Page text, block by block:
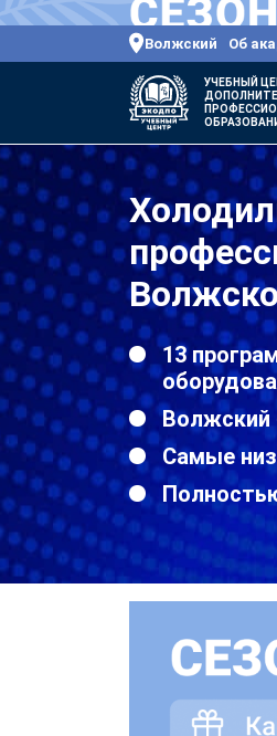
Волжский Об
УЧЕБНЫЙ
13
Волжский
Самые